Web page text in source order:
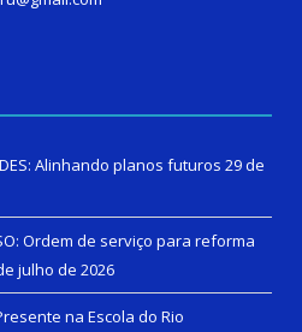
Alinhando planos futuros 29 de
Ordem de serviço para reforma
julho de 2026
na Escola do Rio